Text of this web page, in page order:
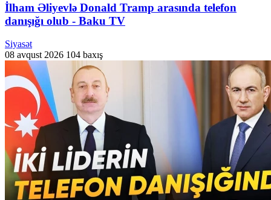
İlham Əliyevlə Donald Tramp arasında telefon
danışığı olub - Baku TV
Siyasət
08 avqust 2026 104 baxış